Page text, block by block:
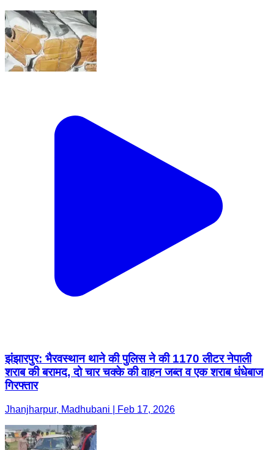
झंझारपुर: भैरवस्थान थाने की पुलिस ने की 1170 लीटर नेपाली
शराब की बरामद, दो चार चक्के की वाहन जब्त व एक शराब धंधेबाज
गिरफ्तार
Jhanjharpur, Madhubani | Feb 17, 2026